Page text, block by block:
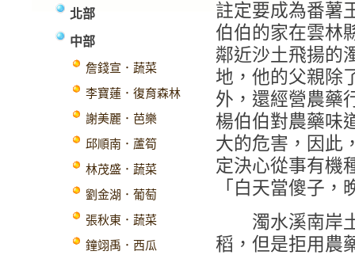
北部
中部
詹錢宣．蔬菜
李寶蓮．復育森林
謝美麗．芭樂
邱順南．蘆筍
林茂盛．蔬菜
劉金湖．葡萄
張秋東．蔬菜
鐘翊禹．西瓜
註定要成為番薯
伯伯的家在雲林
鄰近沙土飛揚的
地，他的父親除
外，還經營農藥
楊伯伯對農藥味
大的危害，因此
定決心從事有機
「白天當傻子
濁水溪南岸土
稻，但是拒用農